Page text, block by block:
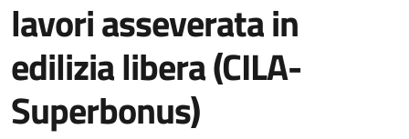
lavori asseverata in
edilizia libera (CILA-
Superbonus)